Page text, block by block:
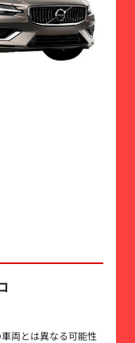
両とは異なる可能性